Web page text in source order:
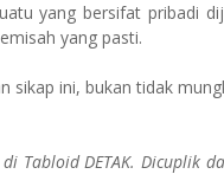
yang bersifat pribadi
yang pasti.
sikap ini, bukan tidak
Tabloid DETAK. Dicuplik